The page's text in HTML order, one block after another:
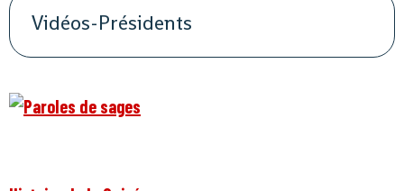
Vidéos-Présidents